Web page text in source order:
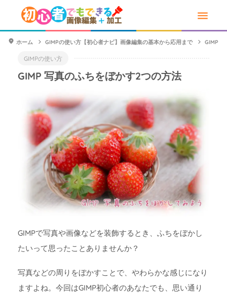
ホーム GIMPの使い方【初心者ナビ】画像編集の基本から応用まで GIMP
GIMPの使い方
GIMP 写真のふちをぼかす2つの方法
GIMPで写真や画像などを装飾するとき、ふちをぼかし
たいって思ったことありませんか？
写真などの周りをぼかすことで、やわらかな感じになり
ますよね。今回はGIMP初心者のあなたでも、思い通り